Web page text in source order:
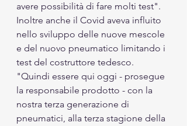
avere possibilità di fare molti test".
Inoltre anche il Covid aveva influito
nello sviluppo delle nuove mescole
e del nuovo pneumatico limitando i
test del costruttore tedesco.
"Quindi essere qui oggi - prosegue
la responsabile prodotto - con la
nostra terza generazione di
pneumatici, alla terza stagione della